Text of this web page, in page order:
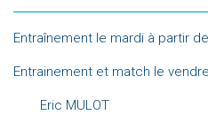
Entraînement le mardi à partir
Entrainement et match le
Eric MULOT